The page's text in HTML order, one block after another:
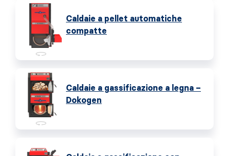
Caldaie a pellet automatiche
compatte
Caldaie a gassificazione a legna –
Dokogen